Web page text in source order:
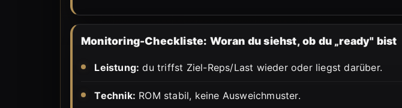
Monitoring-Checkliste: Woran du siehst, ob du „ready" bist
Leistung: du triffst Ziel-Reps/Last wieder oder liegst darüber.
Technik: ROM stabil, keine Ausweichmuster.